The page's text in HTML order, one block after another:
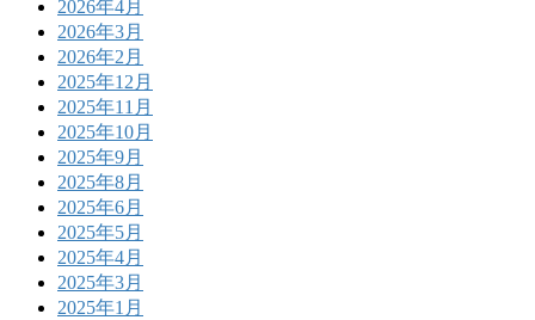
2026年4月
2026年3月
2026年2月
2025年12月
2025年11月
2025年10月
2025年9月
2025年8月
2025年6月
2025年5月
2025年4月
2025年3月
2025年1月